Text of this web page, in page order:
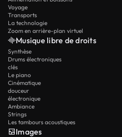
Voyage
Transports
La technologie
Zoom en arrière-plan virtuel
Musique libre de droits
Synthèse
Drums électroniques
clés
Le piano
Cinématique
douceur
électronique
Ambiance
Strings
Les tambours acoustiques
Images